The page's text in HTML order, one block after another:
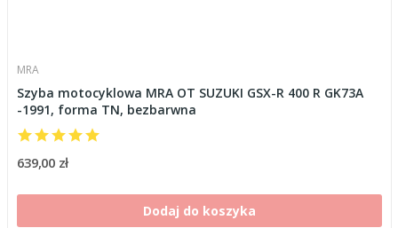
MRA
Szyba motocyklowa MRA OT SUZUKI GSX-R 400 R GK73A
-1991, forma TN, bezbarwna
639,00 zł
Dodaj do koszyka